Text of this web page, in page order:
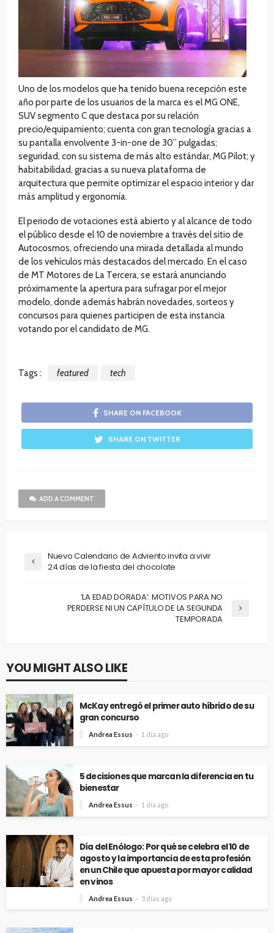
Uno de los modelos que ha tenido buena recepción este
año por parte de los usuarios de la marca es el MG ONE,
SUV segmento C que destaca por su relación
precio/equipamiento; cuenta con gran tecnología gracias a
su pantalla envolvente 3-in-one de 30” pulgadas;
seguridad, con su sistema de más alto estándar, MG Pilot; y
habitabilidad, gracias a su nueva plataforma de
arquitectura que permite optimizar el espacio interior y dar
más amplitud y ergonomía.
El periodo de votaciones está abierto y al alcance de todo
el público desde el 10 de noviembre a través del sitio de
Autocosmos, ofreciendo una mirada detallada al mundo
de los vehículos más destacados del mercado. En el caso
de MT Motores de La Tercera, se estará anunciando
próximamente la apertura para sufragar por el mejor
modelo, donde además habrán novedades, sorteos y
concursos para quienes participen de esta instancia
votando por el candidato de MG.
Tags : featured tech
SHARE ON FACEBOOK
SHARE ON TWITTER
ADD A COMMENT
Nuevo Calendario de Adviento invita a vivir
24 días de la fiesta del chocolate
‘LA EDAD DORADA’: MOTIVOS PARA NO
PERDERSE NI UN CAPÍTULO DE LA SEGUNDA
TEMPORADA
YOU MIGHT ALSO LIKE
McKay entregó el primer auto híbrido de su
gran concurso
Andrea Essus 1 día ago
5 decisiones que marcan la diferencia en tu
bienestar
Andrea Essus 1 día ago
Día del Enólogo: Por qué se celebra el 10 de
agosto y la importancia de esta profesión
en un Chile que apuesta por mayor calidad
en vinos
Andrea Essus 3 días ago